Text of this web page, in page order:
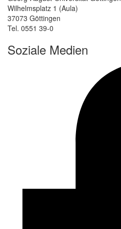
Wilhelmsplatz 1 (Aula)
37073 Göttingen
Tel. 0551 39-0
Soziale Medien